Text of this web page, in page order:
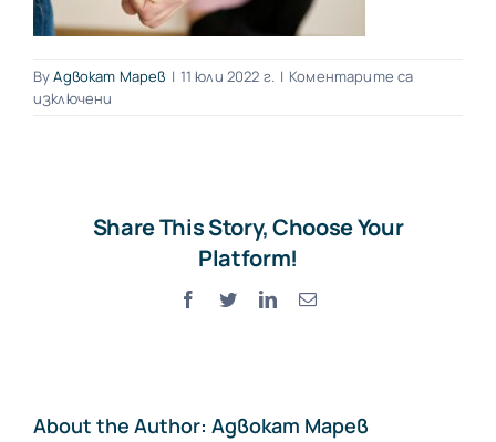
ByАдвокат Марев | 11 юли 2022 г. | Коментарите са
изключени
Share This Story, Choose Your
Platform!
Facebook
TwitterLinkedInЕлектронна
About the Author: Адвокат Марев